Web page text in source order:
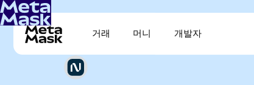
거래 머니 개발자